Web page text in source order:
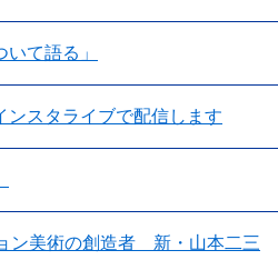
て語る」
ンスタライブで配信します
ン美術の創造者 新・山本二三